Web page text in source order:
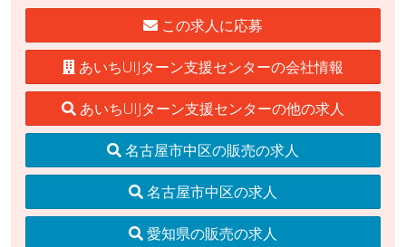
この求人に応募
あいちUIJターン支援センターの会社情報
あいちUIJターン支援センターの他の求人
名古屋市中区の販売の求人
名古屋市中区の求人
愛知県の販売の求人